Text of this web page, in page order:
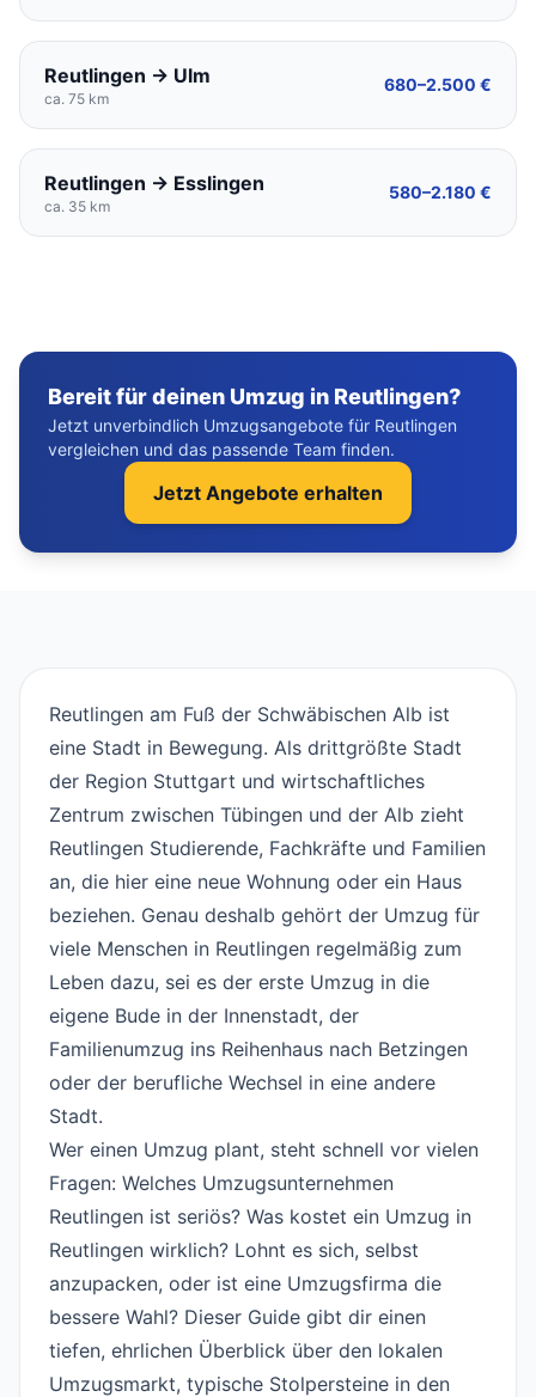
Reutlingen → Ulm
ca. 75 km
680–2.500 €
Reutlingen → Esslingen
ca. 35 km
580–2.180 €
Bereit für deinen Umzug in Reutlingen?
Jetzt unverbindlich Umzugsangebote für Reutlingen
vergleichen und das passende Team finden.
Jetzt Angebote erhalten
Reutlingen am Fuß der Schwäbischen Alb ist
eine Stadt in Bewegung. Als drittgrößte Stadt
der Region Stuttgart und wirtschaftliches
Zentrum zwischen Tübingen und der Alb zieht
Reutlingen Studierende, Fachkräfte und Familien
an, die hier eine neue Wohnung oder ein Haus
beziehen. Genau deshalb gehört der Umzug für
viele Menschen in Reutlingen regelmäßig zum
Leben dazu, sei es der erste Umzug in die
eigene Bude in der Innenstadt, der
Familienumzug ins Reihenhaus nach Betzingen
oder der berufliche Wechsel in eine andere
Stadt.
Wer einen Umzug plant, steht schnell vor vielen
Fragen: Welches Umzugsunternehmen
Reutlingen ist seriös? Was kostet ein Umzug in
Reutlingen wirklich? Lohnt es sich, selbst
anzupacken, oder ist eine Umzugsfirma die
bessere Wahl? Dieser Guide gibt dir einen
tiefen, ehrlichen Überblick über den lokalen
Umzugsmarkt, typische Stolpersteine in den